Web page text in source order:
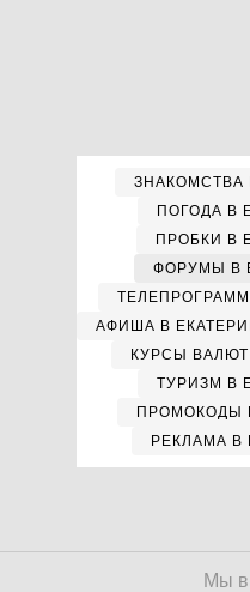
ЗНАКОМСТВА
ПОГОДА В
ПРОБКИ В
ФОРУМЫ В
АФИША В
КУРСЫ
ТУРИЗМ В
ПРОМОКОДЫ
РЕКЛАМА В
Мы в